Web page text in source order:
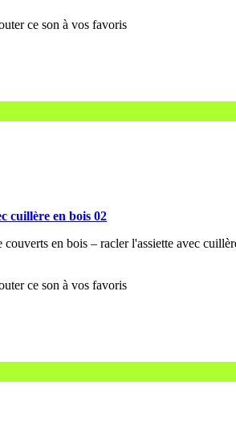
cuillère en bois 02
en bois – racler l'assiette avec